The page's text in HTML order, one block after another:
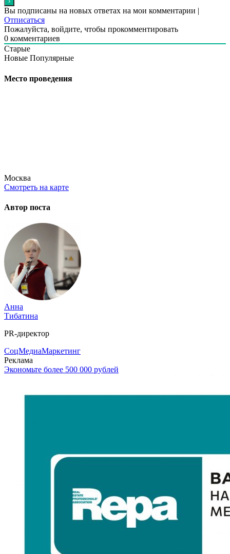
Вы подписаны на новых ответах на мои комментарии |
Отписаться
Пожалуйста, войдите, чтобы прокомментировать
0 комментариев
Старые
Новые Популярные
Место проведения
Москва
Смотреть на карте
Автор поста
Анна
Тибатина
PR-директор
СоцМедиаМаркетинг
Реклама
Экономьте более 500 000 рублей